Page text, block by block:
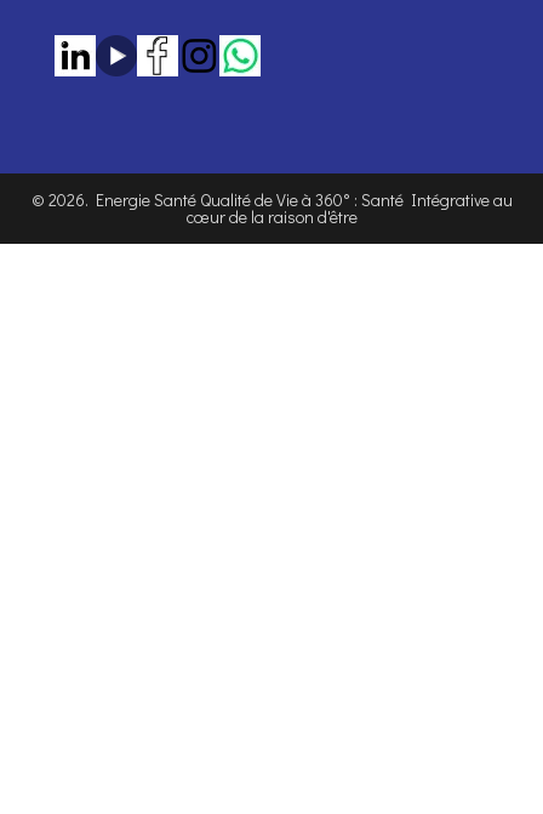
© 2026. Energie Santé Qualité de Vie à 360° : Santé Intégrative au
cœur de la raison d'être